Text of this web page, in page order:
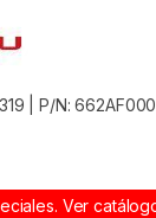
| P/N:
Ver